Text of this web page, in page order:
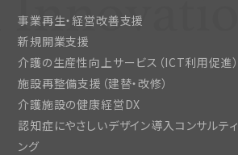
事業再生・経営改善支援
新規開業支援
介護の生産性向上サービス（ICT利用促進）
施設再整備支援（建替・改修）
介護施設の健康経営DX
認知症にやさしいデザイン導入コンサルティ
ング